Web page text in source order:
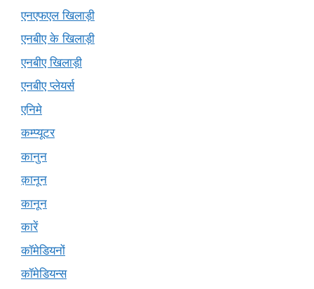
एनएफएल खिलाड़ी
एनबीए के खिलाड़ी
एनबीए खिलाड़ी
एनबीए प्लेयर्स
एनिमे
कम्प्यूटर
कानुन
क़ानून
कानून
कारें
कॉमेडियनों
कॉमेडियन्स